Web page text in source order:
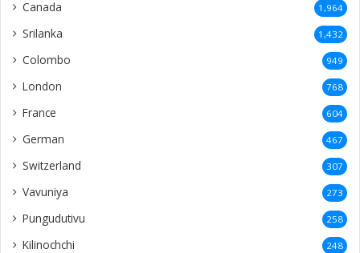
Canada 1,964
Srilanka 1,432
Colombo 949
London 768
France 604
German 467
Switzerland 307
Vavuniya 273
Pungudutivu 258
Kilinochchi 248